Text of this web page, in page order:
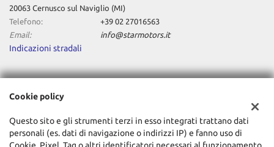
20063 Cernusco sul Naviglio (MI)
Telefono:
+39 02 27016563
Email:
info@starmotors.it
Indicazioni stradali
Dati fiscali:
STAR MOTORS SRL
Via Verona ,1/A Cernusco sul Naviglio (MI)
C.F/P.IVA:11196640962
Registro delle imprese:MI
Cookie policy
Questo sito e gli strumenti terzi in esso integrati trattano dati
personali (es. dati di navigazione o indirizzi IP) e fanno uso di